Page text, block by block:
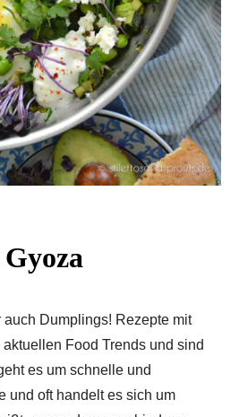
Dumplings! Rezepte mit
Food Trends und sind
es um schnelle und
und oft handelt es sich um